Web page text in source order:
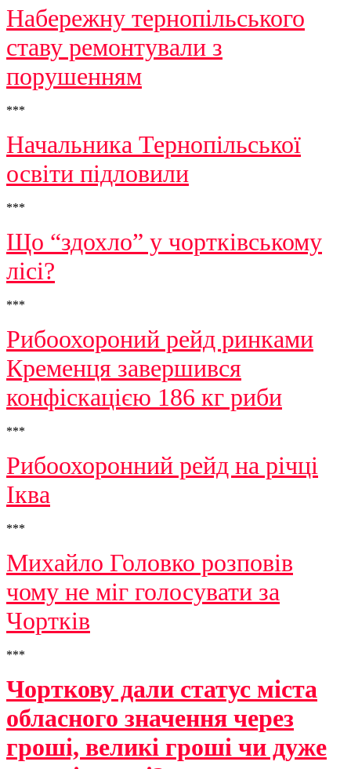
Набережну тернопільського
ставу ремонтували з
порушенням
***
Начальника Тернопільської
освіти підловили
***
Що “здохло” у чортківському
лісі?
***
Рибоохороний рейд ринками
Кременця завершився
конфіскацією 186 кг риби
***
Рибоохоронний рейд на річці
Іква
***
Михайло Головко розповів
чому не міг голосувати за
Чортків
***
Чорткову дали статус міста
обласного значення через
гроші, великі гроші чи дуже